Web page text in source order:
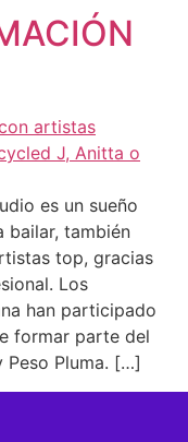
es un sueño
bailar, también
top, gracias
Los
han participado
formar parte del
Peso Pluma. […]